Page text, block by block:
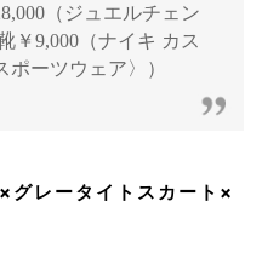
（ジュエルチェン
￥9,000（ナイキ カス
ーツウェア〉）
グレータイトスカート×